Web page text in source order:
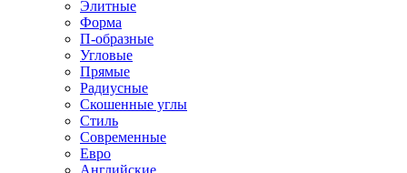
Элитные
Форма
П-образные
Угловые
Прямые
Радиусные
Скошенные углы
Стиль
Современные
Евро
Английские